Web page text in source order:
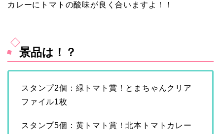
カレーにトマトの酸味が良く合いますよ！！
景品は！？
スタンプ2個：緑トマト賞！とまちゃんクリア
ファイル1枚
スタンプ5個：黄トマト賞！北本トマトカレー